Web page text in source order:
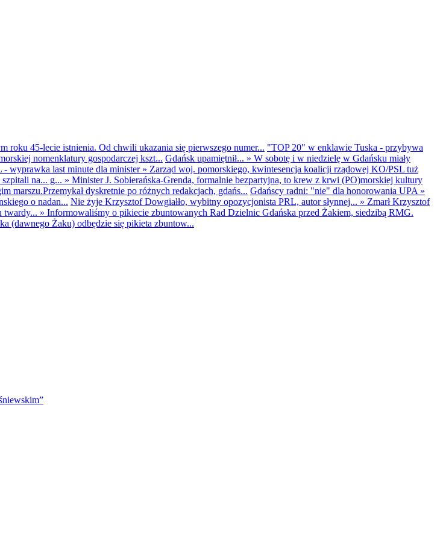
roku 45-lecie istnienia. Od chwili ukazania się pierwszego numer... "TOP 20" w enklawie Tuska - przybywa
nomenklatury gospodarczej kszt... Gdańsk upamiętnił... » W sobotę i w niedzielę w Gdańsku miały
wyprawka last minute dla minister» Zarząd woj. pomorskiego, kwintesencja koalicji rządowej KO/PSL tuż
na... g... » Minister J. Sobierańska-Grenda, formalnie bezpartyjna, to krew z krwi (PO)morskiej kultury
marszu.Przemykał dyskretnie po różnych redakcjach, gdańs... Gdańscy radni: "nie" dla honorowania UPA »
o nadan... Nie żyje Krzysztof Dowgiałło, wybitny opozycjonista PRL, autor słynnej... » Zmarł Krzysztof
twardy... » Informowaliśmy o pikiecie zbuntowanych Rad Dzielnic Gdańska przed Żakiem, siedzibą RMG.
(dawnego Żaku) odbędzie się pikieta zbuntow...